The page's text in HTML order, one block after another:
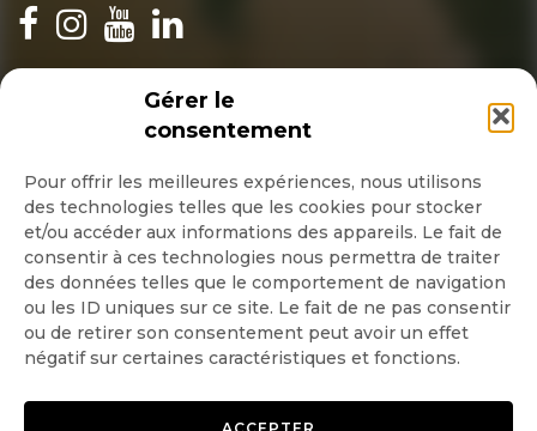
Gérer le
consentement
Pour offrir les meilleures expériences, nous utilisons
des technologies telles que les cookies pour stocker
et/ou accéder aux informations des appareils. Le fait de
consentir à ces technologies nous permettra de traiter
des données telles que le comportement de navigation
ou les ID uniques sur ce site. Le fait de ne pas consentir
ou de retirer son consentement peut avoir un effet
négatif sur certaines caractéristiques et fonctions.
ACCEPTER
INSCRIPTION NEWSLETTER
Quotidienne
Hebdo
OK